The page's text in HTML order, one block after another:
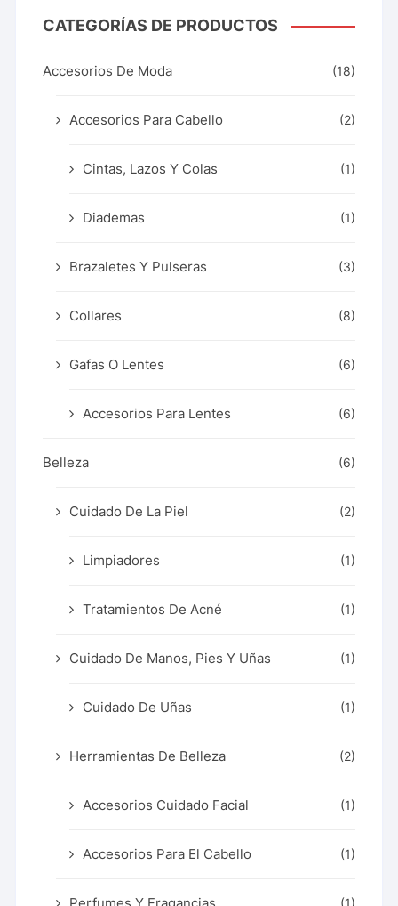
CATEGORÍAS DE PRODUCTOS
Accesorios De Moda (18)
Accesorios Para Cabello (2)
Cintas, Lazos Y Colas (1)
Diademas (1)
Brazaletes Y Pulseras (3)
Collares (8)
Gafas O Lentes (6)
Accesorios Para Lentes (6)
Belleza (6)
Cuidado De La Piel (2)
Limpiadores (1)
Tratamientos De Acné (1)
Cuidado De Manos, Pies Y Uñas (1)
Cuidado De Uñas (1)
Herramientas De Belleza (2)
Accesorios Cuidado Facial (1)
Accesorios Para El Cabello (1)